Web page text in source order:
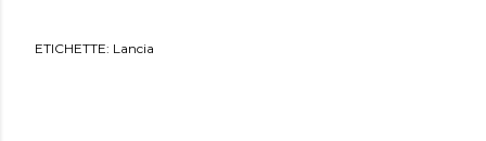
ETICHETTE: Lancia